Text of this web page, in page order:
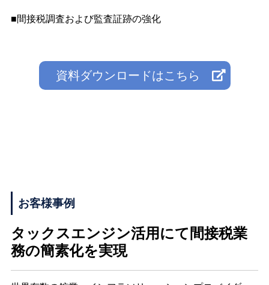
■間接税調査および監査証跡の強化
資料ダウンロードはこちら
お客様事例
タックスエンジン活用にて間接税業
務の簡素化を実現